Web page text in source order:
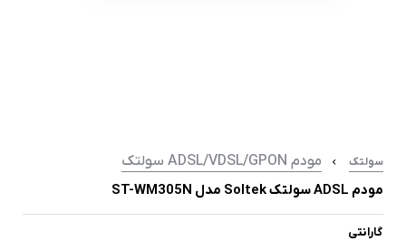
سولتک
مودم ADSL/VDSL/GPON سولتک
مودم ADSL سولتک Soltek مدل ST-WM305N
گارانتی